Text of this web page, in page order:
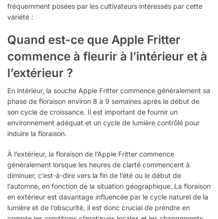
fréquemment posées par les cultivateurs intéressés par cette
variété :
Quand est-ce que Apple Fritter
commence à fleurir à l’intérieur et à
l’extérieur ?
En intérieur, la souche Apple Fritter commence généralement sa
phase de floraison environ 8 à 9 semaines après le début de
son cycle de croissance. Il est important de fournir un
environnement adéquat et un cycle de lumière contrôlé pour
induire la floraison.
À l’extérieur, la floraison de l’Apple Fritter commence
généralement lorsque les heures de clarté commencent à
diminuer, c’est-à-dire vers la fin de l’été ou le début de
l’automne, en fonction de la situation géographique. La floraison
en extérieur est davantage influencée par le cycle naturel de la
lumière et de l’obscurité, il est donc crucial de prendre en